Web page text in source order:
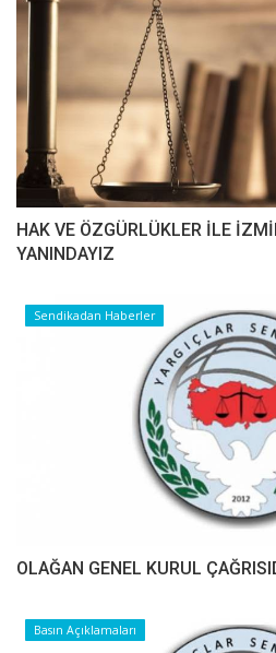
HAK VE ÖZGÜRLÜKLER İLE
YANINDAYIZ
Sendikadan Haberler
OLAĞAN GENEL KURUL
Basın Açıklamaları